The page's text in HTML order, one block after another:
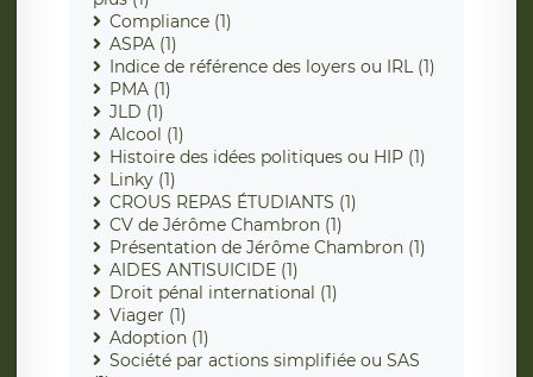
Compliance (1)
ASPA (1)
Indice de référence des loyers ou IRL (1)
PMA (1)
JLD (1)
Alcool (1)
Histoire des idées politiques ou HIP (1)
Linky (1)
CROUS REPAS ÉTUDIANTS (1)
CV de Jérôme Chambron (1)
Présentation de Jérôme Chambron (1)
AIDES ANTISUICIDE (1)
Droit pénal international (1)
Viager (1)
Adoption (1)
Société par actions simplifiée ou SAS